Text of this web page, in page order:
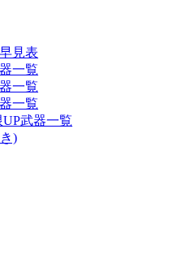
見表
一覧
一覧
一覧
UP武器一覧
)